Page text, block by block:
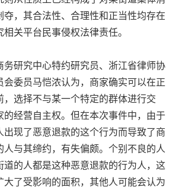
夺，其合法性、合理性和正当性均存在
关平台民事侵权法律责任。
研究中心特约研究员、浙江省律师协
会委员马恺浓认为，商家确实可以在正
，选择不与某一个特定的群体进行交
的经营自主权。但在本次事件中，由于
出现了恶意退款的这个行为而导致了商
人与其缔约，有失偏颇。个别不良的人
道的人都是这种恶意退款的行为人，这
大了受影响的面积，其他人可能会认为